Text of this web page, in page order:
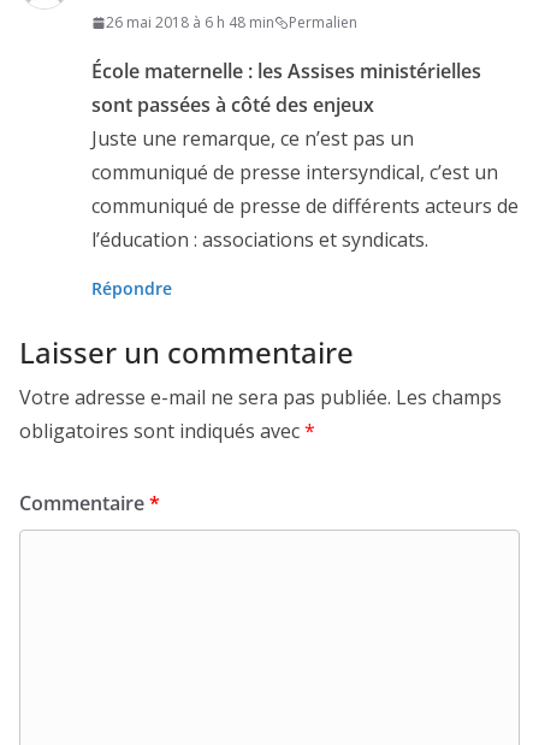
26 mai 2018 à 6 h 48 min Permalien
École maternelle : les Assises ministérielles
sont passées à côté des enjeux
Juste une remarque, ce n’est pas un
communiqué de presse intersyndical, c’est un
communiqué de presse de différents acteurs de
l’éducation : associations et syndicats.
Répondre
Laisser un commentaire
Votre adresse e-mail ne sera pas publiée. Les champs
obligatoires sont indiqués avec*
Commentaire*